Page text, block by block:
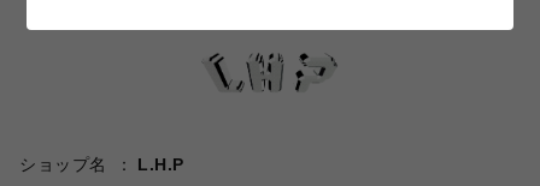
ショップ名
L.H.P